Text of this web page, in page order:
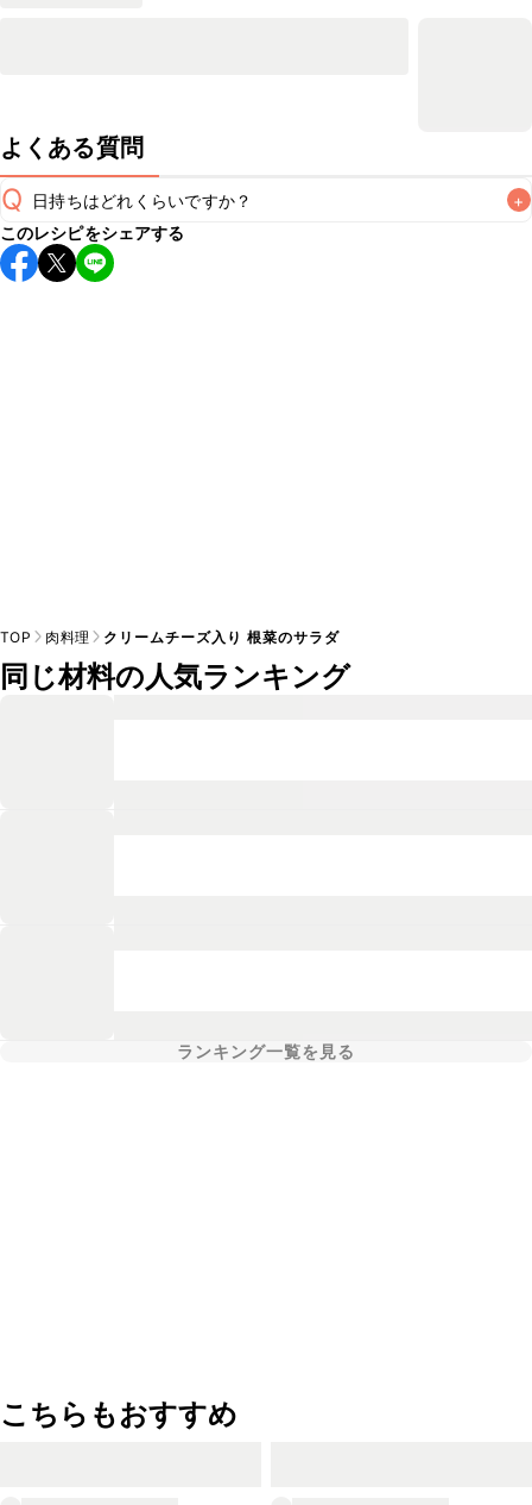
よくある質問
Q 日持ちはどれくらいですか？ +
保存期間は冷蔵で当日中が目安です。なるべくお早めにお召
し上がりください。
このレシピをシェアする
TOP 肉料理 クリームチーズ入り 根菜のサラダ
同じ材料の人気ランキング
ランキング一覧を見る
こちらもおすすめ